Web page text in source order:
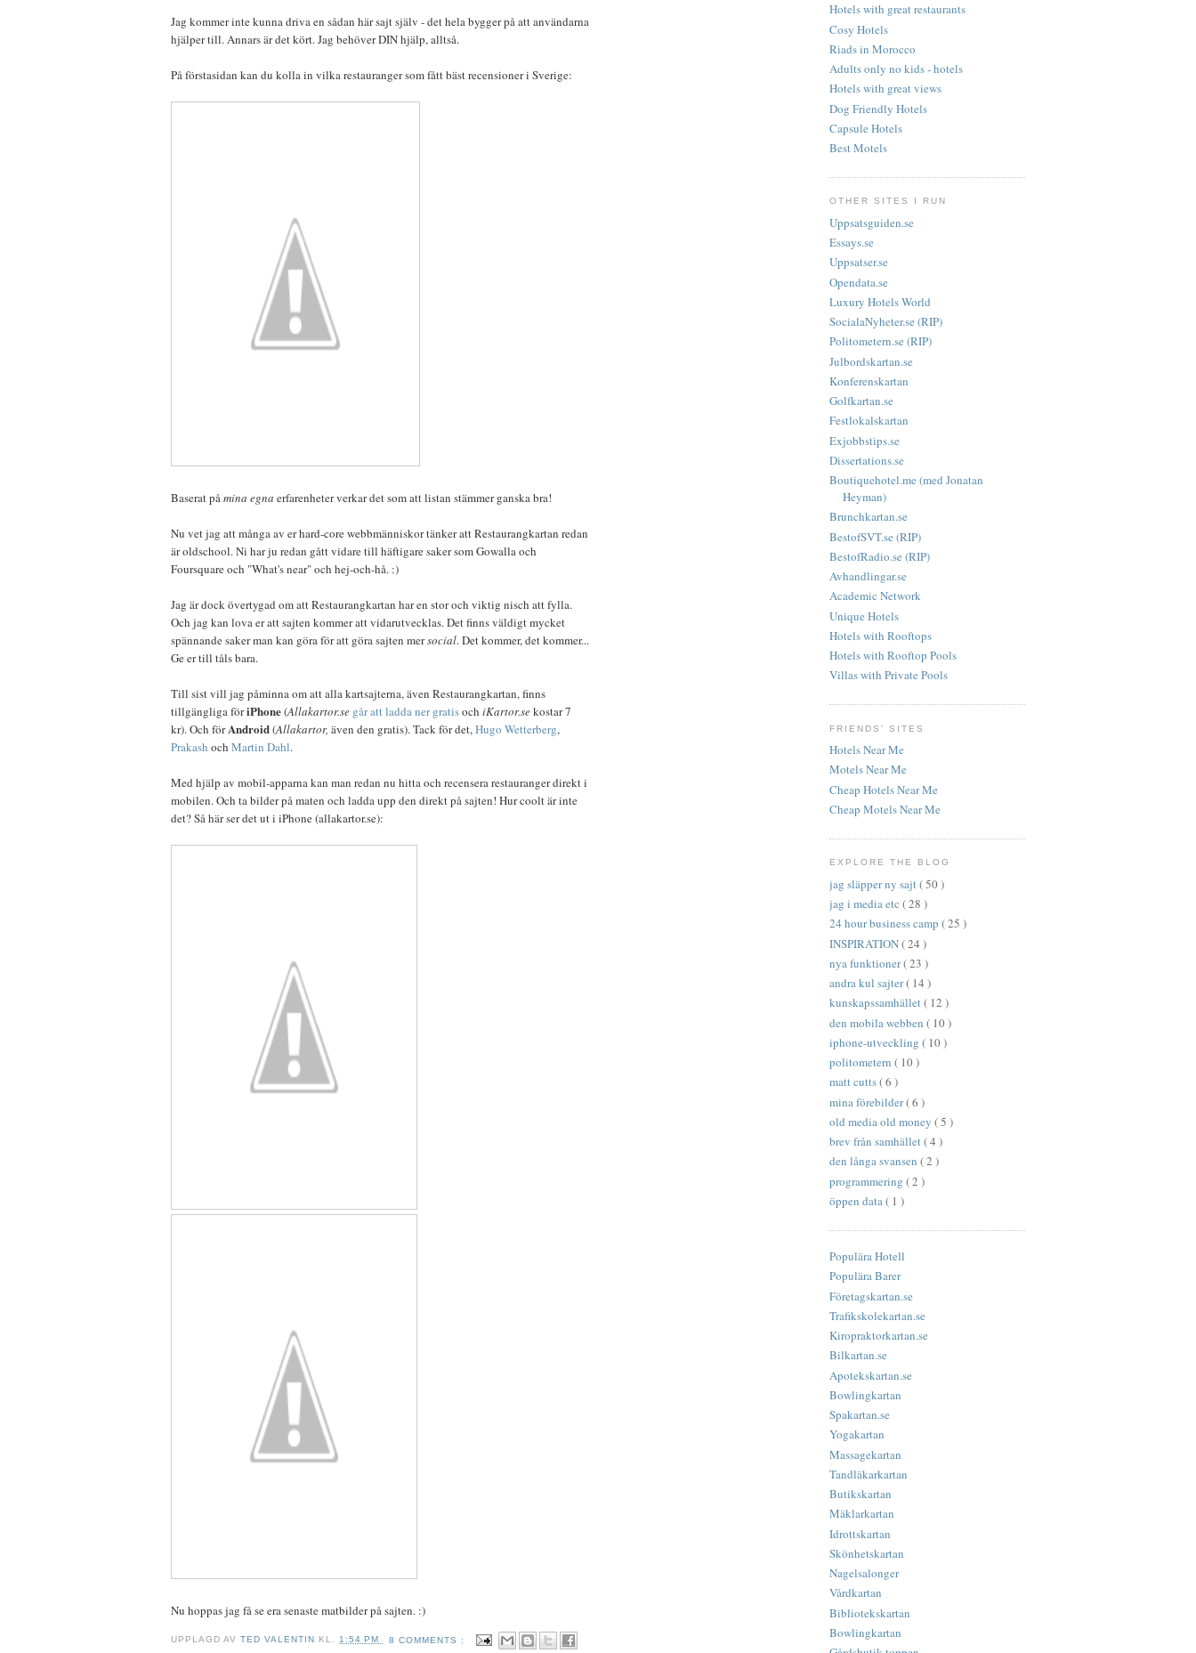
Jag kommer inte kunna driva en sådan här sajt själv - det hela bygger på att användarna
hjälper till. Annars är det kört. Jag behöver DIN hjälp, alltså.
På förstasidan kan du kolla in vilka restauranger som fått bäst recensioner i Sverige:
Baserat påmina egna erfarenheter verkar det som att listan stämmer ganska bra!
Nu vet jag att många av er hard-core webbmänniskor tänker att Restaurangkartan redan
är oldschool. Ni har ju redan gått vidare till häftigare saker som Gowalla och
Foursquare och "What's near" och hej-och-hå. :)
Jag är dock övertygad om att Restaurangkartan har en stor och viktig nisch att fylla.
Och jag kan lova er att sajten kommer att vidarutvecklas. Det finns väldigt mycket
spännande saker man kan göra för att göra sajten mersocial. Det kommer, det kommer...
Ge er till tåls bara.
Till sist vill jag påminna om att alla kartsajterna, även Restaurangkartan, finns
tillgängliga föriPhone(Allakartor.se går att ladda ner gratisoch iKartor.sekostar 7
kr). Och förAndroid(Allakartor, även den gratis). Tack för det,Hugo Wetterberg,
Prakash och Martin Dahl.
Med hjälp av mobil-apparna kan man redan nu hitta och recensera restauranger direkt i
mobilen. Och ta bilder på maten och ladda upp den direkt på sajten! Hur coolt är inte
det? Så här ser det ut i iPhone (allakartor.se):
Nu hoppas jag få se era senaste matbilder på sajten. :)
UPPLAGD AVTED VALENTIN KL.1:54 PM 8 COMMENTS :
Hotels with great restaurants
Cosy Hotels
Riads in Morocco
Adults only no kids - hotels
Hotels with great views
Dog Friendly Hotels
Capsule Hotels
Best Motels
OTHER SITES I RUN
Uppsatsguiden.se
Essays.se
Uppsatser.se
Opendata.se
Luxury Hotels World
SocialaNyheter.se (RIP)
Politometern.se (RIP)
Julbordskartan.se
Konferenskartan
Golfkartan.se
Festlokalskartan
Exjobbstips.se
Dissertations.se
Boutiquehotel.me (med Jonatan
Heyman)
Brunchkartan.se
BestofSVT.se (RIP)
BestofRadio.se (RIP)
Avhandlingar.se
Academic Network
Unique Hotels
Hotels with Rooftops
Hotels with Rooftop Pools
Villas with Private Pools
FRIENDS' SITES
Hotels Near Me
Motels Near Me
Cheap Hotels Near Me
Cheap Motels Near Me
EXPLORE THE BLOG
jag släpper ny sajt( 50 )
jag i media etc ( 28 )
24 hour business camp ( 25 )
INSPIRATION( 24 )
nya funktioner( 23 )
andra kul sajter( 14 )
kunskapssamhället( 12 )
den mobila webben ( 10 )
iphone-utveckling ( 10 )
politometern ( 10 )
matt cutts( 6 )
mina förebilder( 6 )
old media old money ( 5 )
brev från samhället( 4 )
den långa svansen ( 2 )
programmering ( 2 )
öppen data( 1 )
Populära Hotell
Populära Barer
Företagskartan.se
Trafikskolekartan.se
Kiropraktorkartan.se
Bilkartan.se
Apotekskartan.se
Bowlingkartan
Spakartan.se
Yogakartan
Massagekartan
Tandläkarkartan
Butikskartan
Mäklarkartan
Idrottskartan
Skönhetskartan
Nagelsalonger
Vårdkartan
Bibliotekskartan
Bowlingkartan